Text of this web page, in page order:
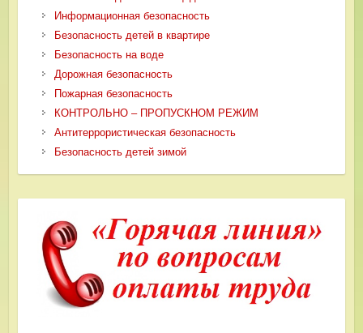
Информационная безопасность
Безопасность детей в квартире
Безопасность на воде
Дорожная безопасность
Пожарная безопасность
КОНТРОЛЬНО – ПРОПУСКНОМ РЕЖИМ
Антитеррористическая безопасность
Безопасность детей зимой